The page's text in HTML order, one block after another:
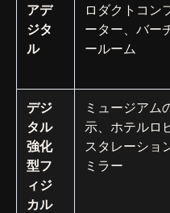
アデ
ジタ
ル
ロダクトコン
ーター、バー
ールーム
デジ
タル
強化
型フ
ィジ
カル
ミュージアム
示、ホテルロ
スタレーショ
ミラー